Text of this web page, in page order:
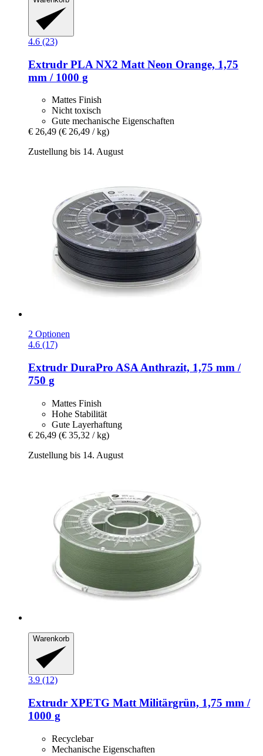
4.6 (23)
Extrudr PLA NX2 Matt Neon Orange, 1,75
mm / 1000 g
Mattes Finish
Nicht toxisch
Gute mechanische Eigenschaften
€ 26,49 (€ 26,49 / kg)
Zustellung bis 14. August
2 Optionen
4.6 (17)
Extrudr DuraPro ASA Anthrazit, 1,75 mm /
750 g
Mattes Finish
Hohe Stabilität
Gute Layerhaftung
€ 26,49 (€ 35,32 / kg)
Zustellung bis 14. August
Warenkorb
3.9 (12)
Extrudr XPETG Matt Militärgrün, 1,75 mm /
1000 g
Recyclebar
Mechanische Eigenschaften